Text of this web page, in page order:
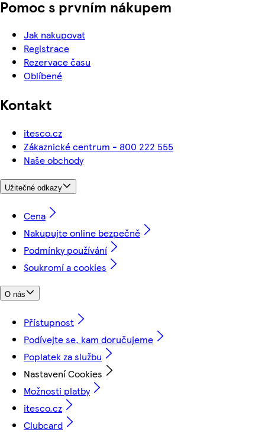
Pomoc s prvním nákupem
Jak nakupovat
Registrace
Rezervace času
Oblíbené
Kontakt
itesco.cz
Zákaznické centrum - 800 222 555
Naše obchody
Užitečné odkazy
Cena
Nakupujte online bezpečně
Podmínky používání
Soukromí a cookies
O nás
Přístupnost
Podívejte se, kam doručujeme
Poplatek za službu
Nastavení Cookies
Možnosti platby
itesco.cz
Clubcard